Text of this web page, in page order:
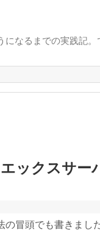
なるまでの実践記
ックスサー
の冒頭でも書きまし